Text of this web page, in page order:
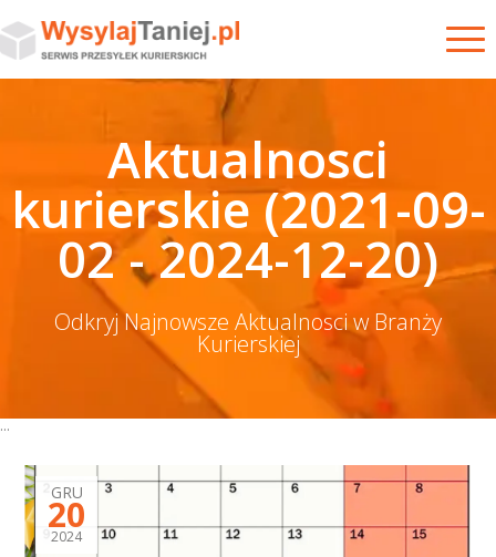
Aktualnosci
kurierskie (2021-09-
02 - 2024-12-20)
Odkryj Najnowsze Aktualnosci w Branży
Kurierskiej
...
GRU
20
2024